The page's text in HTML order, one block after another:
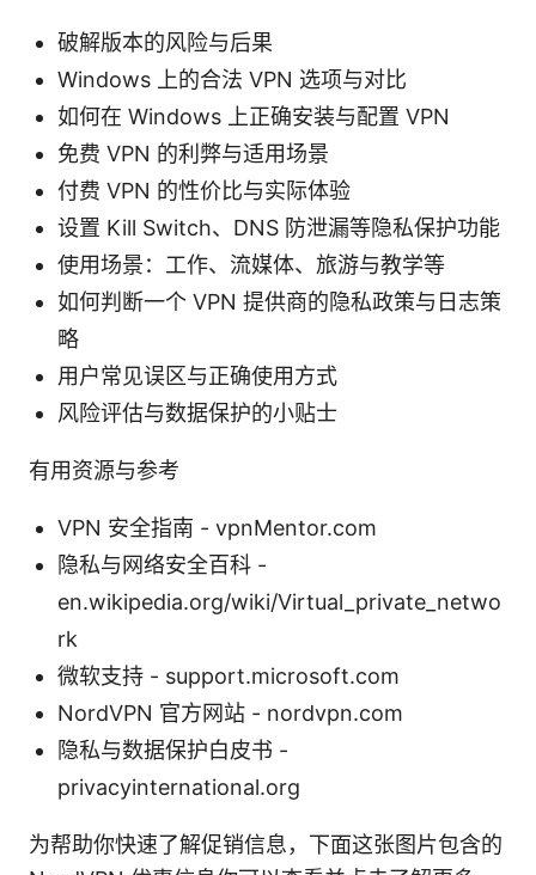
破解版本的风险与后果
Windows 上的合法 VPN 选项与对比
如何在 Windows 上正确安装与配置 VPN
免费 VPN 的利弊与适用场景
付费 VPN 的性价比与实际体验
设置 Kill Switch、DNS 防泄漏等隐私保护功能
使用场景：工作、流媒体、旅游与教学等
如何判断一个 VPN 提供商的隐私政策与日志策
略
用户常见误区与正确使用方式
风险评估与数据保护的小贴士
有用资源与参考
VPN 安全指南 - vpnMentor.com
隐私与网络安全百科 -
en.wikipedia.org/wiki/Virtual_private_netwo
rk
微软支持 - support.microsoft.com
NordVPN 官方网站 - nordvpn.com
隐私与数据保护白皮书 -
privacyinternational.org
为帮助你快速了解促销信息，下面这张图片包含的